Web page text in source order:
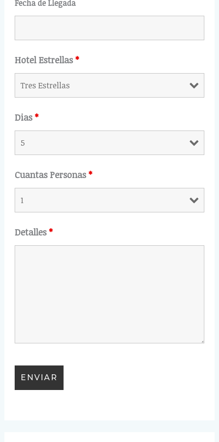
Fecha de Llegada
Hotel Estrellas*
Dias*
Cuantas Personas*
Detalles*